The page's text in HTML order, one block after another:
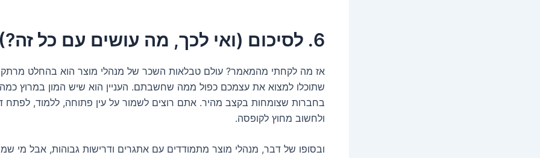
6. לסיכום (ואי לכך, מה עושים עם כל זה?)
אז מה לקחתי מהמאמר? עולם טבלאות השכר של מנהלי מוצר הוא בהחלט מרתק
שתוכלו למצוא את עצמכם כפול ממה שחשבתם. העניין הוא שיש המון במרוץ
בחברות שצומחות בקצב מהיר. אתם רוצים לשמור על עין פתוחה, ללמוד, לפתח
ולחשוב מחוץ לקופסה.
ובסופו של דבר, מנהלי מוצר מתמודדים עם אתגרים ודרישות גבוהות, אבל מי